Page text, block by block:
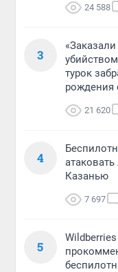
24 588
3
турок
рождения
21 620
4
Казанью
7 697
5
Wildberries